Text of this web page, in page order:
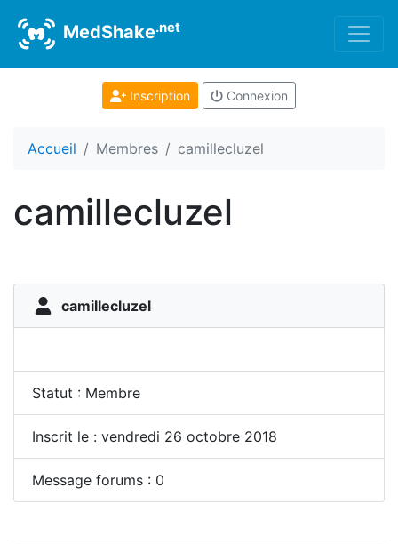
MedShake.net
Inscription Connexion
Accueil Membres camillecluzel
camillecluzel
camillecluzel
Statut : Membre
Inscrit le : vendredi 26 octobre 2018
Message forums : 0